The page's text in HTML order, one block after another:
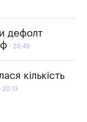
дефолт
20:49
кількість
20:13